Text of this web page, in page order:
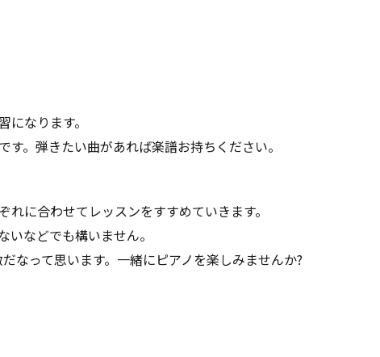
なります。
。弾きたい曲があれば楽譜お持ちください。
に合わせてレッスンをすすめていきます。
などでも構いません。
なって思います。一緒にピアノを楽しみませんか?